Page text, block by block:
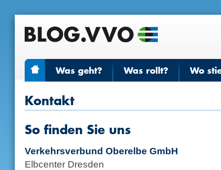
Was geht? Was rollt? Wo
Kontakt
So finden Sie uns
Verkehrsverbund Oberelbe GmbH
Elbcenter Dresden